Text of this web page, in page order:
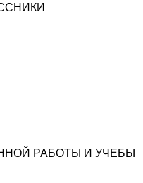
РАБОТЫ И УЧЕБЫ